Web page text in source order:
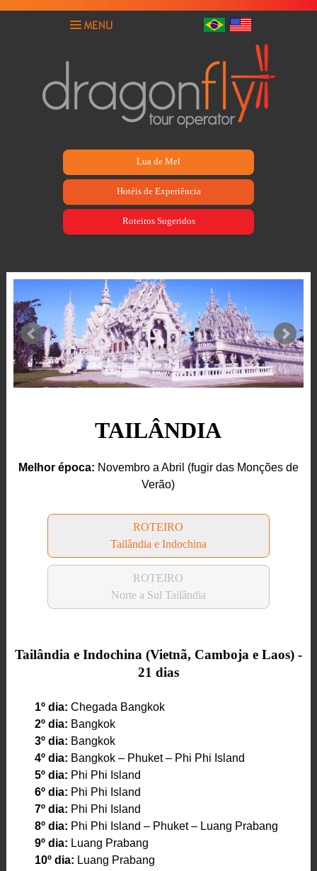
Lua de Mel
Hotéis de Experiência
Roteiros Sugeridos
TAILÂNDIA
Melhor época: Novembro a Abril (fugir das Monções de
Verão)
ROTEIRO
Tailândia e Indochina
ROTEIRO
Norte a Sul Tailândia
Tailândia e Indochina (Vietnã, Camboja e Laos) -
21 dias
1º dia: Chegada Bangkok
2º dia: Bangkok
3º dia: Bangkok
4º dia: Bangkok – Phuket – Phi Phi Island
5º dia: Phi Phi Island
6º dia: Phi Phi Island
7º dia: Phi Phi Island
8º dia: Phi Phi Island – Phuket – Luang Prabang
9º dia: Luang Prabang
10º dia: Luang Prabang